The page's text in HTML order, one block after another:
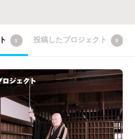
1 投稿したプロジェクト 0